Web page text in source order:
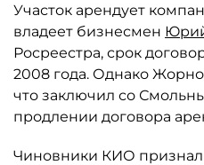
Участок арендует
владеет бизнесмен
Росреестра, срок
2008 года. Однако
что заключил со
продлении договора
Чиновники КИО